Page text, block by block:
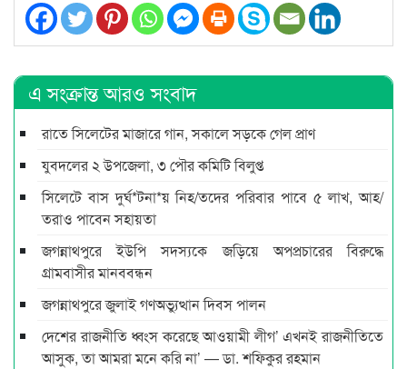
এ সংক্রান্ত আরও সংবাদ
রাতে সিলেটের মাজারে গান, সকালে সড়কে গেল প্রাণ
যুবদলের ২ উপজেলা, ৩ পৌর কমিটি বিলুপ্ত
সিলেটে বাস দুর্ঘ*টনা*য় নিহ/তদের পরিবার পাবে ৫ লাখ, আহ/
তরাও পাবেন সহায়তা
জগন্নাথপুরে ইউপি সদস্যকে জড়িয়ে অপপ্রচারের বিরুদ্ধে
গ্রামবাসীর মানববন্ধন
জগন্নাথপুরে জুলাই গণঅভ্যুত্থান দিবস পালন
দেশের রাজনীতি ধ্বংস করেছে আওয়ামী লীগ’ এখনই রাজনীতিতে
আসুক, তা আমরা মনে করি না’ — ডা. শফিকুর রহমান